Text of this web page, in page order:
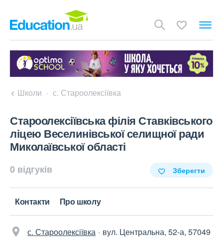
Школи с. Староолексіївка
Староолексіївська філія Ставківського
ліцею Веселинівської селищної ради
Миколаївської області
0 відгуків Зберегти
Контакти Про школу
с. Староолексіївка
вул. Центральна, 52-а, 57049